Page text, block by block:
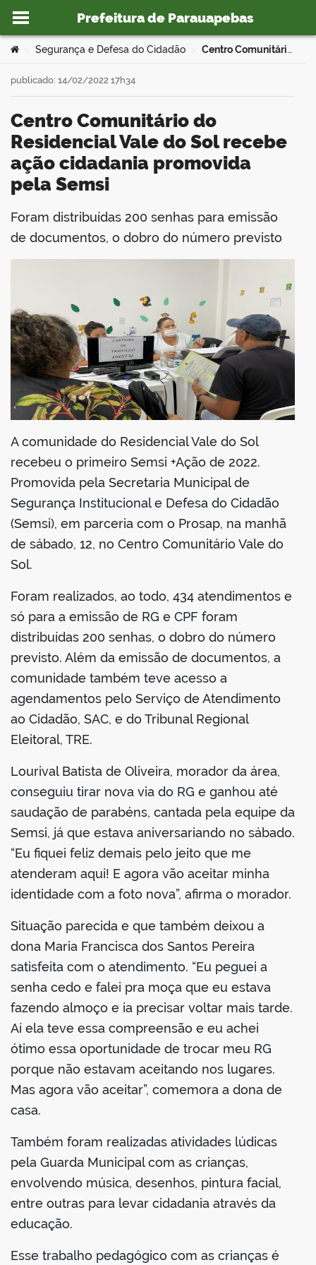
Ir para o conteúdo
Prefeitura de Parauapebas
portal
Você está aqui:
Segurança e Defesa do Cidadão Centro Comunitário do Residencial Vale do Sol recebe ação cidadania promovida pela Semsi
Centro Comunitário do
Residencial Vale do Sol recebe
ação cidadania promovida
pela Semsi
publicado: 14/02/2022 17h34
Foram distribuídas 200 senhas para emissão
de documentos, o dobro do número previsto
A comunidade do Residencial Vale do Sol
recebeu o primeiro Semsi +Ação de 2022.
Promovida pela Secretaria Municipal de
Segurança Institucional e Defesa do Cidadão
(Semsi), em parceria com o Prosap, na manhã
de sábado, 12, no Centro Comunitário Vale do
Sol.
Foram realizados, ao todo, 434 atendimentos e
só para a emissão de RG e CPF foram
distribuídas 200 senhas, o dobro do número
previsto. Além da emissão de documentos, a
comunidade também teve acesso a
agendamentos pelo Serviço de Atendimento
ao Cidadão, SAC, e do Tribunal Regional
Eleitoral, TRE.
Lourival Batista de Oliveira, morador da área,
conseguiu tirar nova via do RG e ganhou até
saudação de parabéns, cantada pela equipe da
Semsi, já que estava aniversariando no sábado.
“Eu fiquei feliz demais pelo jeito que me
atenderam aqui! E agora vão aceitar minha
identidade com a foto nova”, afirma o morador.
Situação parecida e que também deixou a
dona Maria Francisca dos Santos Pereira
satisfeita com o atendimento. “Eu peguei a
senha cedo e falei pra moça que eu estava
fazendo almoço e ia precisar voltar mais tarde.
Aí ela teve essa compreensão e eu achei
ótimo essa oportunidade de trocar meu RG
porque não estavam aceitando nos lugares.
Mas agora vão aceitar”, comemora a dona de
casa.
Também foram realizadas atividades lúdicas
pela Guarda Municipal com as crianças,
envolvendo música, desenhos, pintura facial,
entre outras para levar cidadania através da
educação.
Esse trabalho pedagógico com as crianças é